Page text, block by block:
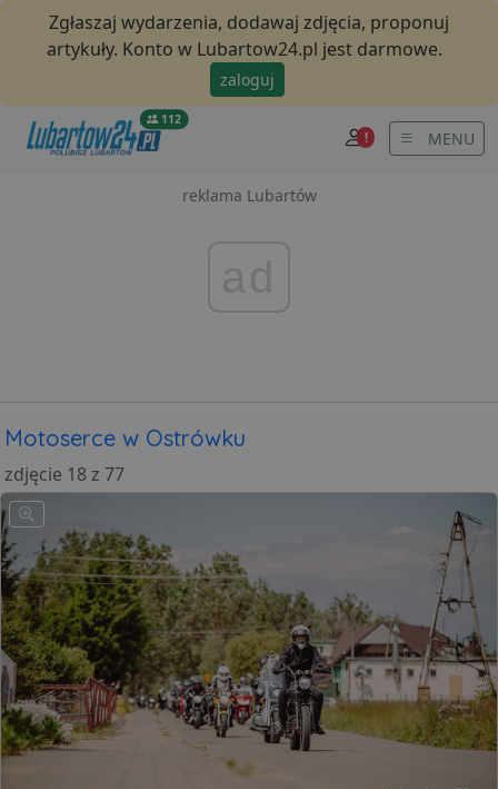
Zgłaszaj wydarzenia, dodawaj zdjęcia, proponuj
artykuły. Konto w Lubartow24.pl jest darmowe.
zaloguj
112
! MENU
reklama Lubartów
Motoserce w Ostrówku
zdjęcie 18 z 77